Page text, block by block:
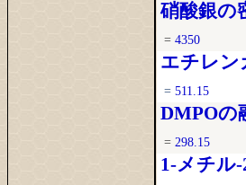
硝酸銀の
= 4350
エチレン
= 511.15
DMPOの
= 298.15
1-メチル